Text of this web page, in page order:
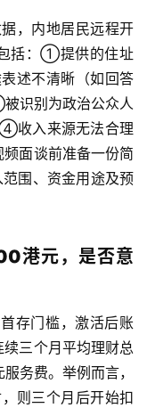
，内地居民远程开
括：①提供的住址
述不清晰（如回答
识别为政治公众人
④收入来源无法合理
面谈前准备一份简
围、资金用途及预
港元，是否意
存门槛，激活后账
三个月平均理财总
务费。举例而言，
则三个月后开始扣